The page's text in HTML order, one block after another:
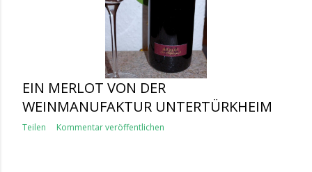
EIN MERLOT VON DER
WEINMANUFAKTUR UNTERTÜRKHEIM
Teilen Kommentar veröffentlichen